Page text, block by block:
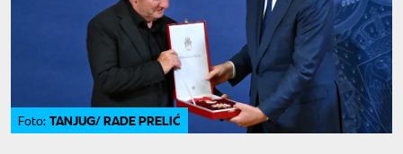
Foto: TANJUG/ RADE PRELIĆ